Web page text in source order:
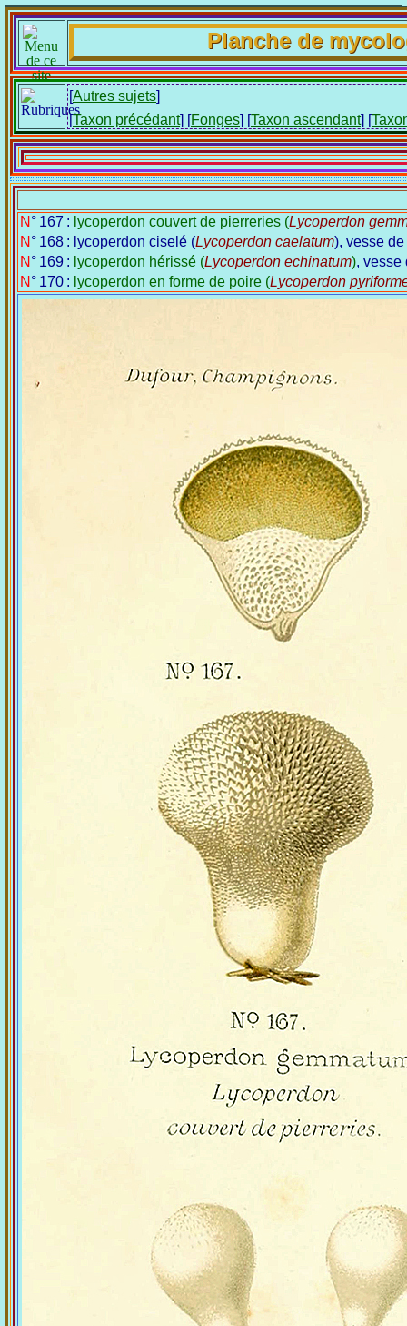
Planche de
[Autres sujets]
[Taxon précédant] [Fonges] [Taxon ascendant] [
N° 167 : lycoperdon couvert de pierreries (Lycoperdon
N° 168 : lycoperdon ciselé (Lycoperdon caelatum), vesse
N° 169 : lycoperdon hérissé (Lycoperdon echinatum), vesse
N° 170 : lycoperdon en forme de poire (Lycoperdon